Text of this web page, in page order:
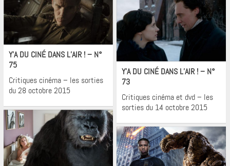
Cinéma
Y’A DU CINÉ DANS L’AIR ! – N°
75
Critiques cinéma – les sorties
du 28 octobre 2015
Cinéma
Y’A DU CINÉ DANS L’AIR ! – N°
73
Critiques cinéma et dvd – les
sorties du 14 octobre 2015